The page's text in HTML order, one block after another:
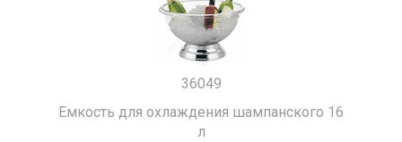
36049
Емкость для охлаждения шампанского 16
л